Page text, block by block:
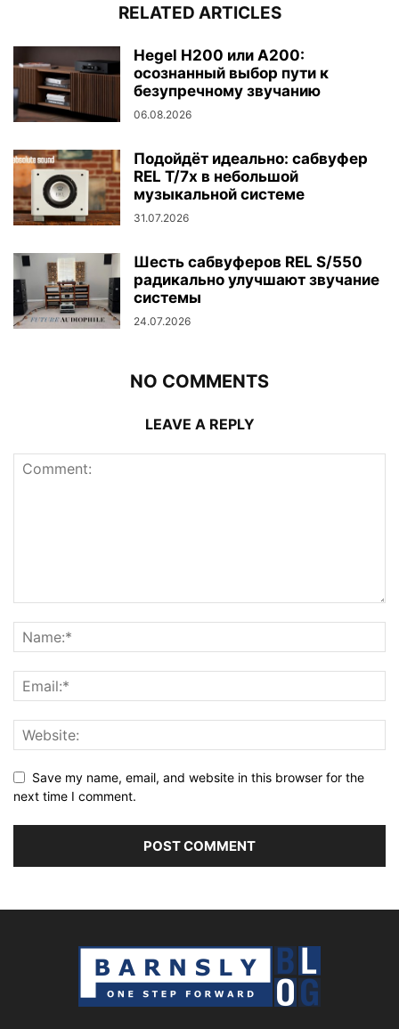
RELATED ARTICLES
Hegel H200 или A200:
осознанный выбор пути к
безупречному звучанию
06.08.2026
Подойдёт идеально: сабвуфер
REL T/7x в небольшой
музыкальной системе
31.07.2026
Шесть сабвуферов REL S/550
радикально улучшают звучание
системы
24.07.2026
NO COMMENTS
LEAVE A REPLY
Save my name, email, and website in this browser for the
next time I comment.